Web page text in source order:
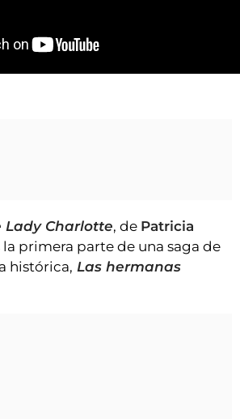
ARAGÓN
Lady Charlotte, de Patricia
la primera parte de una saga de
histórica, Las hermanas